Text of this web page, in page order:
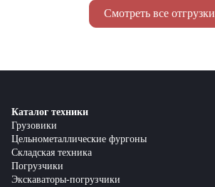
Смотреть все отгрузки
Каталог техники
Грузовики
Цельнометаллические фургоны
Складская техника
Погрузчики
Экскаваторы-погрузчики